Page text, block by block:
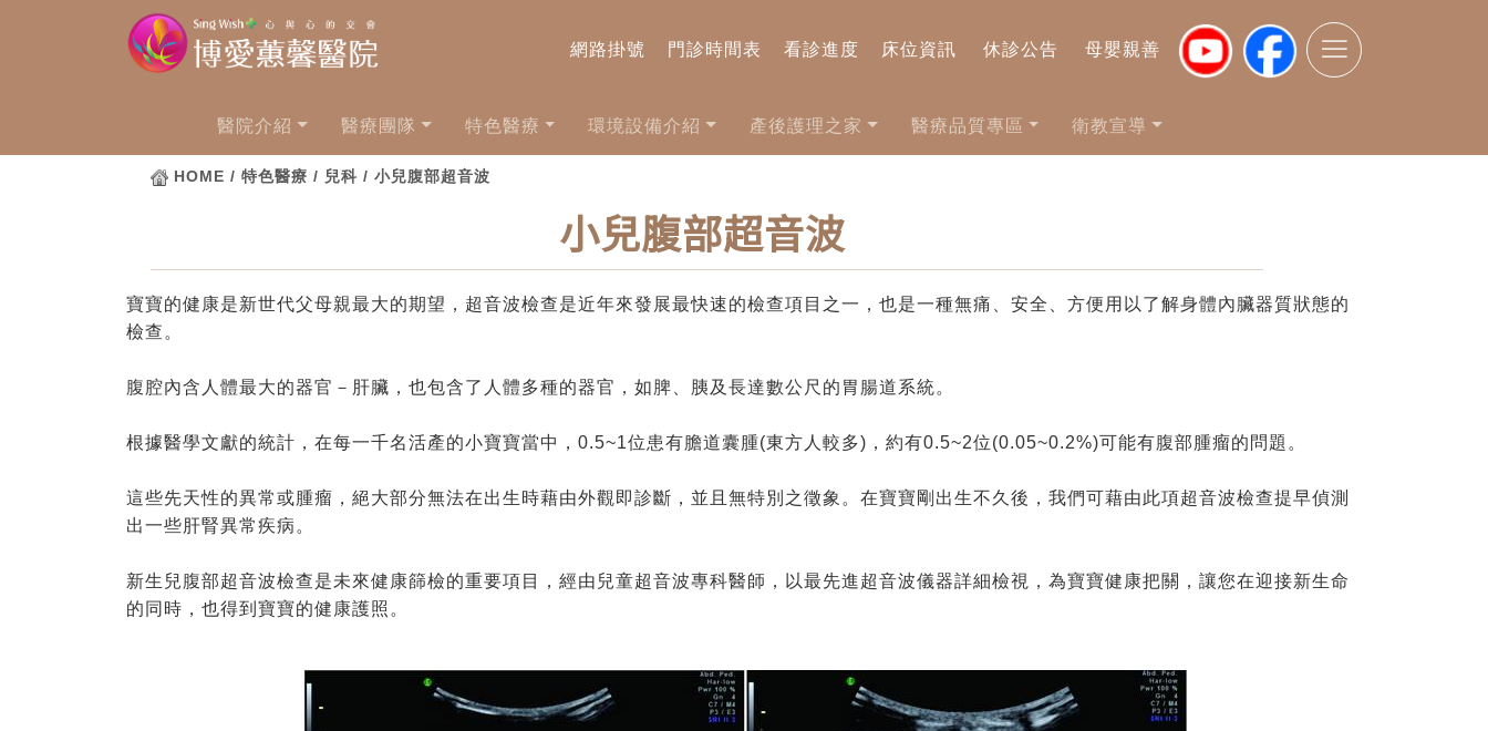
網路掛號 門診時間表 看診進度 床位資訊 休診公告 母嬰親善
醫院介紹 醫療團隊 特色醫療 環境設備介紹 產後護理之家 醫療品質專區 衛教宣導
HOME / 特色醫療 / 兒科 / 小兒腹部超音波
小兒腹部超音波
寶寶的健康是新世代父母親最大的期望，超音波檢查是近年來發展最快速的檢查項目之一，也是一種無痛、安全、方便用以了解身體內臟器質狀態的
檢查。
腹腔內含人體最大的器官－肝臟，也包含了人體多種的器官，如脾、胰及長達數公尺的胃腸道系統。
根據醫學文獻的統計，在每一千名活產的小寶寶當中，0.5~1位患有膽道囊腫(東方人較多)，約有0.5~2位(0.05~0.2%)可能有腹部腫瘤的問題。
這些先天性的異常或腫瘤，絕大部分無法在出生時藉由外觀即診斷，並且無特別之徵象。在寶寶剛出生不久後，我們可藉由此項超音波檢查提早偵測
出一些肝腎異常疾病。
新生兒腹部超音波檢查是未來健康篩檢的重要項目，經由兒童超音波專科醫師，以最先進超音波儀器詳細檢視，為寶寶健康把關，讓您在迎接新生命
的同時，也得到寶寶的健康護照。